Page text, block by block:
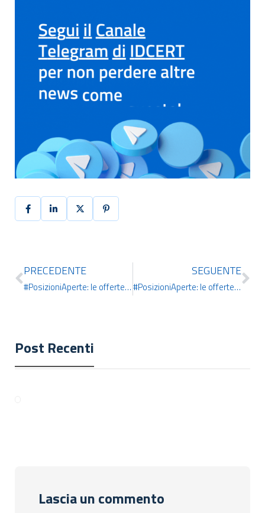
PRECEDENTE
#PosizioniAperte: le offerte di lavoro più interessanti della settimana
SEGUENTE
#PosizioniAperte: le offerte di lavoro più interessanti della settimana
Post Recenti
Lascia un commento